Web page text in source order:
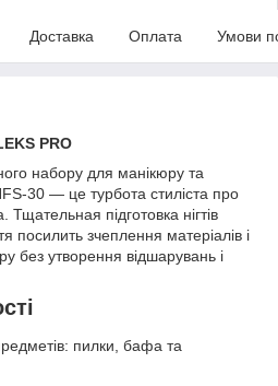
Доставка Оплата Умови
PRO
набору для манікюру та
30 — це турбота стиліста про
Тщательная підготовка нігтів
посилить зчеплення матеріалів і
без утворення відшарувань і
пилки, бафа та